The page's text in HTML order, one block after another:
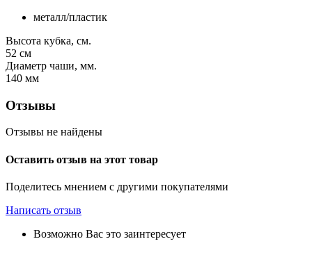
металл/пластик
Высота кубка, см.
52 см
Диаметр чаши, мм.
140 мм
Отзывы
Отзывы не найдены
Оставить отзыв на этот товар
Поделитесь мнением с другими покупателями
Написать отзыв
Возможно Вас это заинтересует